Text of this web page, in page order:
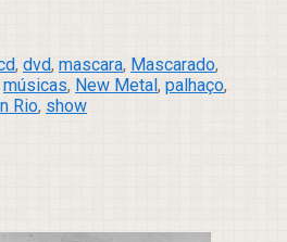
, dvd, mascara, Mascarado,
músicas, New Metal, palhaço,
Rio, show